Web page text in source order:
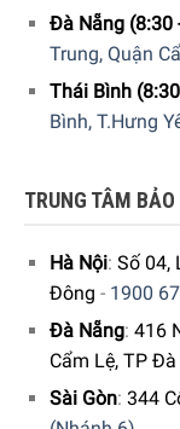
Bên cạnh đó,
phân loại thực
rộng rãi đáp ứng
đông người hoặc
Đà Nẵng (8:30
Trung, Quận
Thái Bình
Bình, T.Hưng
TRUNG TÂM
Hà Nội: Số 04,
Đông - 1900
Đà Nẵng: 416
Cẩm Lệ, TP
Sài Gòn: 344